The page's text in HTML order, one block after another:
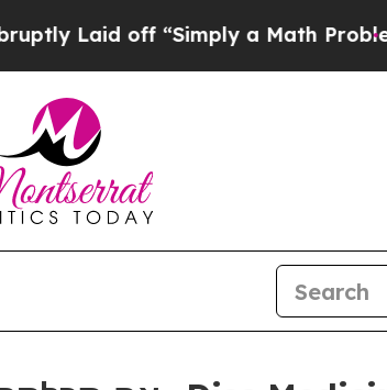
Laid off “Simply a Math ProblemDr.